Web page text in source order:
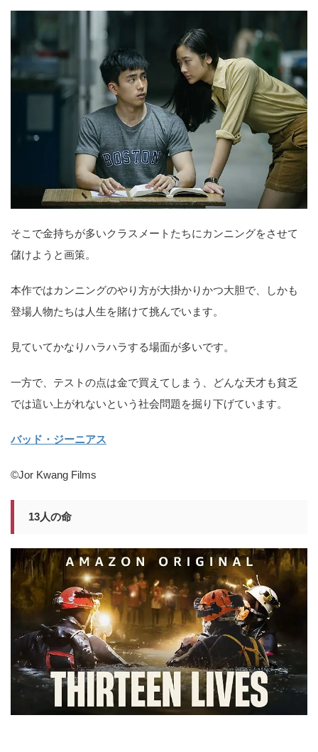
そこで金持ちが多いクラスメートたちにカンニングをさせて
儲けようと画策。
本作ではカンニングのやり方が大掛かりかつ大胆で、しかも
登場人物たちは人生を賭けて挑んでいます。
見ていてかなりハラハラする場面が多いです。
一方で、テストの点は金で買えてしまう、どんな天才も貧乏
では這い上がれないという社会問題を掘り下げています。
バッド・ジーニアス
©Jor Kwang Films
13人の命